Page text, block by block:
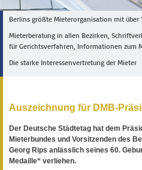
Berlins größte Mieterorganisation mit über
Mieterberatung in allen Bezirken,
für Gerichtsverfahren, Informationen zum
Die starke Interessenvertretung der Mieter
Auszeichnung für DMB-
Der Deutsche Städtetag hat dem
Mieterbundes und Vorsitzenden des
Georg Rips anlässlich seines 60.
Medaille“ verliehen.